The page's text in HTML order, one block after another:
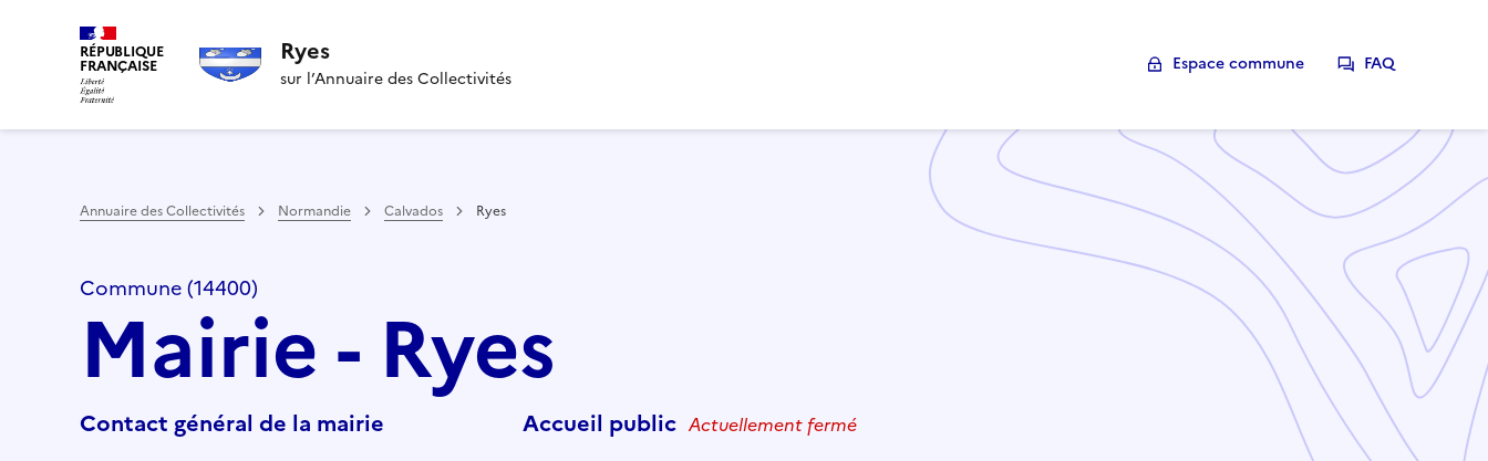
RÉPUBLIQUE
FRANÇAISE Ryes
sur l’Annuaire des Collectivités
Espace commune FAQ
Annuaire des Collectivités Normandie Calvados Ryes
Commune (14400)
Mairie - Ryes
Contact général de la mairie Accueil public Actuellement fermé